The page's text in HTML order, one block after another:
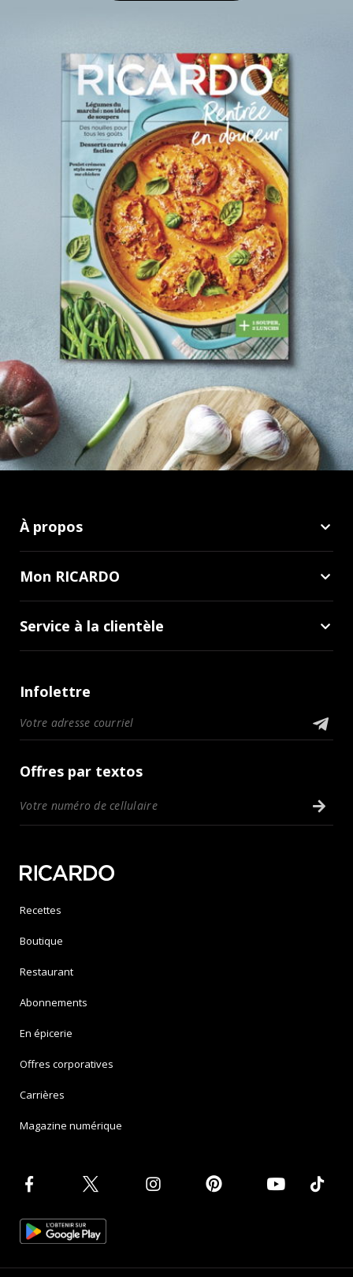
À propos
Mon RICARDO
Service à la clientèle
Infolettre
Offres par textos
Recettes
Boutique
Restaurant
Abonnements
En épicerie
Offres corporatives
Carrières
Magazine numérique